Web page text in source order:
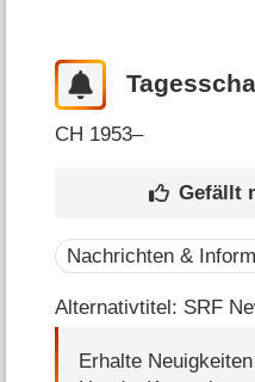
CH 1953–
Nachrichten &
Alternativtitel: SRF
Erhalte